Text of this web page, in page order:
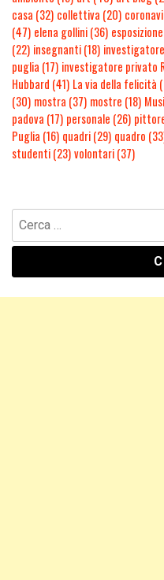
casa (32) collettiva (20)
(47) elena gollini(36) esposizione
(22) insegnanti(18)
puglia (17) investigatore privato
Hubbard (41) La via della felicità
(30) mostra (37) mostre (18)
padova (17) personale (26)
Puglia (16) quadri(29) quadro
studenti(23)volontari(37)